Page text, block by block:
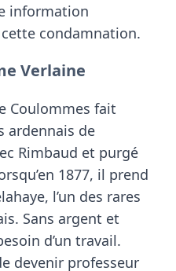
information
condamnation.
Verlaine
Coulommes fait
ardennais de
Rimbaud et purgé
1877, il prend
l’un des rares
Sans argent et
d’un travail.
devenir professeur